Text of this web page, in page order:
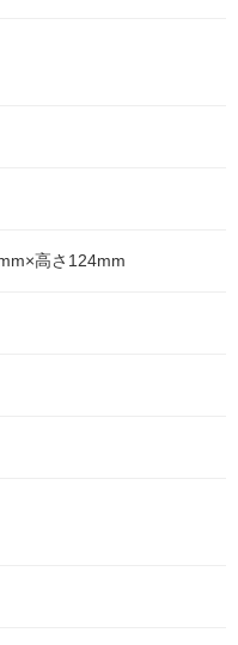
高さ124mm